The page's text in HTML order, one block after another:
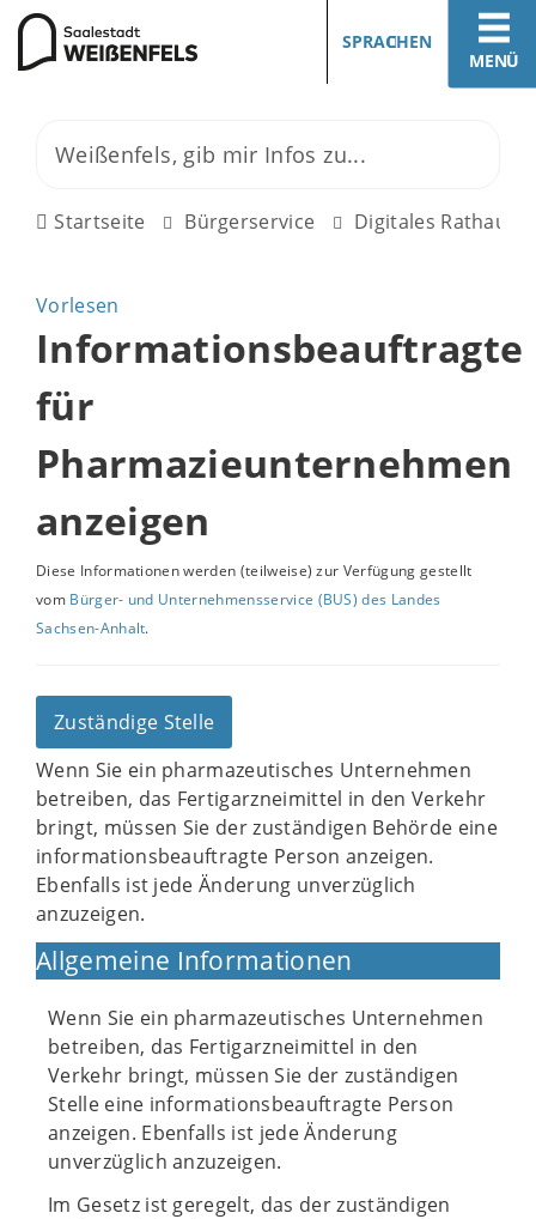
MENÜ
SPRACHEN
Startseite Bürgerservice Digitales Rathaus
Vorlesen
Informationsbeauftragte
für
Pharmazieunternehmen
anzeigen
Diese Informationen werden (teilweise) zur Verfügung gestellt
vom Bürger- und Unternehmensservice (BUS) des Landes
Sachsen-Anhalt.
Zuständige Stelle
Wenn Sie ein pharmazeutisches Unternehmen
betreiben, das Fertigarzneimittel in den Verkehr
bringt, müssen Sie der zuständigen Behörde eine
informationsbeauftragte Person anzeigen.
Ebenfalls ist jede Änderung unverzüglich
anzuzeigen.
Allgemeine Informationen
Wenn Sie ein pharmazeutisches Unternehmen
betreiben, das Fertigarzneimittel in den
Verkehr bringt, müssen Sie der zuständigen
Stelle eine informationsbeauftragte Person
anzeigen. Ebenfalls ist jede Änderung
unverzüglich anzuzeigen.
Im Gesetz ist geregelt, das der zuständigen